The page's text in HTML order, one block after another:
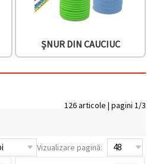
ȘNUR DIN CAUCIUC
126 articole | pagini 1/3
Vizualizare pagină: